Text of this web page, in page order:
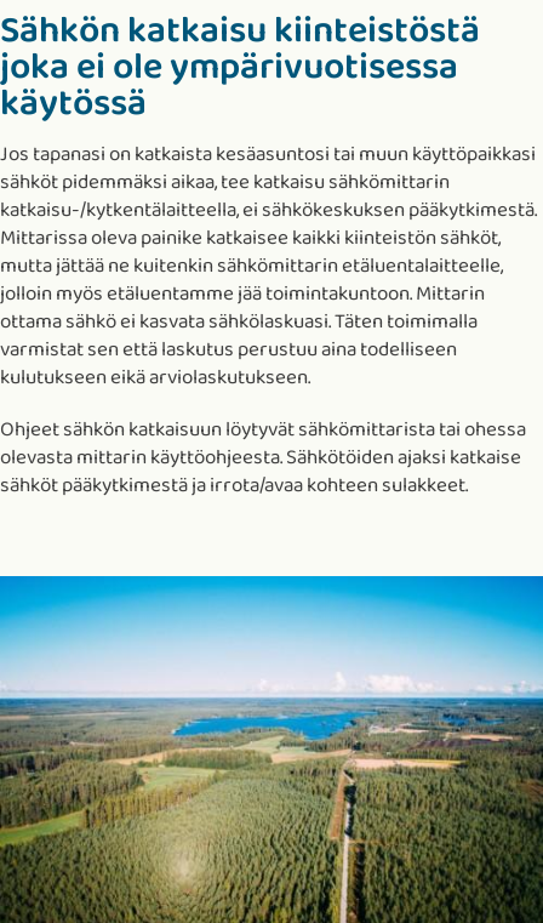
Sähkön katkaisu kiinteistöstä
joka ei ole ympärivuotisessa
käytössä
Jos tapanasi on katkaista kesäasuntosi tai muun käyttöpaikkasi
sähköt pidemmäksi aikaa, tee katkaisu sähkömittarin
katkaisu-/kytkentälaitteella, ei sähkökeskuksen pääkytkimestä.
Mittarissa oleva painike katkaisee kaikki kiinteistön sähköt,
mutta jättää ne kuitenkin sähkömittarin etäluentalaitteelle,
jolloin myös etäluentamme jää toimintakuntoon. Mittarin
ottama sähkö ei kasvata sähkölaskuasi. Täten toimimalla
varmistat sen että laskutus perustuu aina todelliseen
kulutukseen eikä arviolaskutukseen.
Ohjeet sähkön katkaisuun löytyvät sähkömittarista tai ohessa
olevasta mittarin käyttöohjeesta. Sähkötöiden ajaksi katkaise
sähköt pääkytkimestä ja irrota/avaa kohteen sulakkeet.